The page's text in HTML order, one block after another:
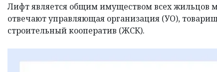
Лифт является общим имуществом всех жильцов
отвечают управляющая организация (УО),
строительный кооператив (ЖСК).